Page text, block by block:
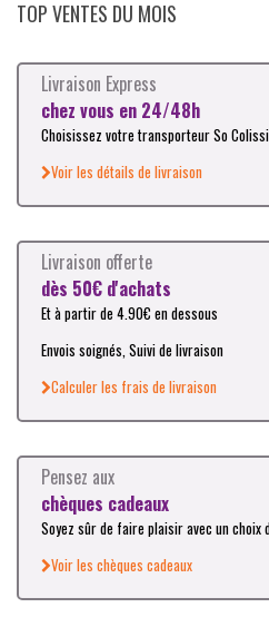
TOP VENTES DU MOIS
Livraison Express
chez vous en 24/48h
Choisissez votre transporteur So
Voir les détails de livraison
Livraison offerte
dès 50€ d'achats
Et à partir de 4.90€ en dessous
Envois soignés, Suivi de livraison
Calculer les frais de livraison
Pensez aux
chèques cadeaux
Soyez sûr de faire plaisir avec un choix
Voir les chèques cadeaux